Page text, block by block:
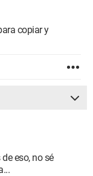
copiar y
eso, no sé